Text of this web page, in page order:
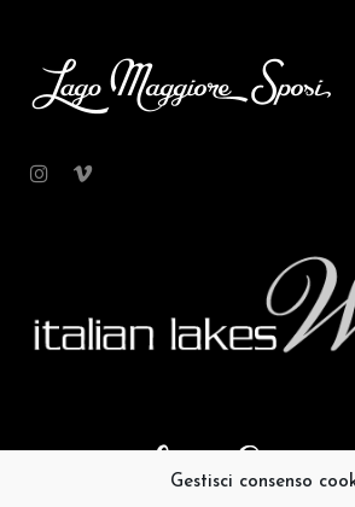
Gestisci consenso